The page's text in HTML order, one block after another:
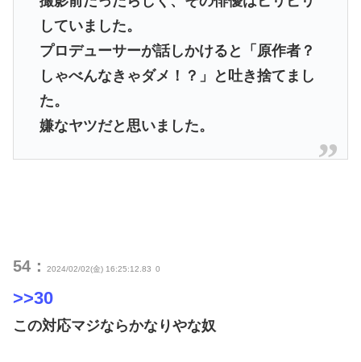
していました。
プロデューサーが話しかけると「原作者？
しゃべんなきゃダメ！？」と吐き捨てまし
た。
嫌なヤツだと思いました。
54： 2024/02/02(金) 16:25:12.83 0
>>30
この対応マジならかなりやな奴